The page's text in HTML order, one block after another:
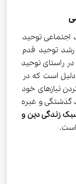
توحید
رشد توحید قدم
انسان‌ها و حرکت در راستای توحید
به همین دلیل است که در
نیازهای خود
گذشتگی و غیره
زندگی دین و
است.